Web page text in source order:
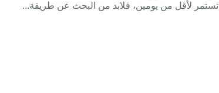
تستمر لأقل من يومين، فلابد من البحث عن طريقة...